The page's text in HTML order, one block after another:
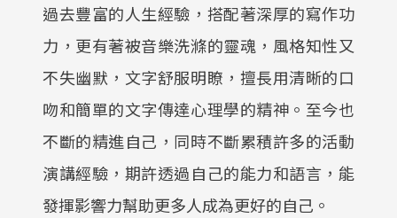
過去豐富的人生經驗，搭配著深厚的寫作功
力，更有著被音樂洗滌的靈魂，風格知性又
不失幽默，文字舒服明瞭，擅長用清晰的口
吻和簡單的文字傳達心理學的精神。至今也
不斷的精進自己，同時不斷累積許多的活動
演講經驗，期許透過自己的能力和語言，能
發揮影響力幫助更多人成為更好的自己。